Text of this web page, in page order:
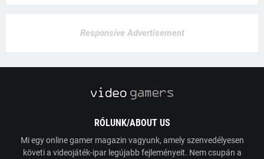
Responsive Advertisement
RÓLUNK/ABOUT US
Mi egy online gamer magazin vagyunk, amely szenvedélyesen
követi a videojáték-ipar legújabb fejleményeit. Nem csupán a